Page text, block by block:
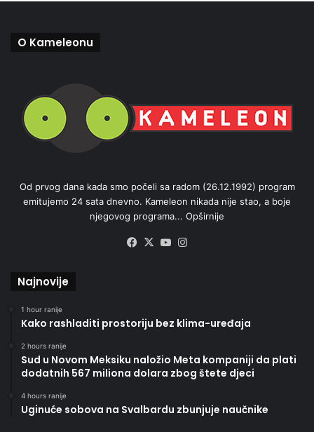
O Kameleonu
Od prvog dana kada smo počeli sa radom (26.12.1992) program
emitujemo 24 sata dnevno. Kameleon nikada nije stao, a boje
njegovog programa... Opširnije
Facebook
X YouTube
Najnovije
1 hour ranije
Kako rashladiti prostoriju bez klima-uređaja
2 hours ranije
Sud u Novom Meksiku naložio Meta kompaniji da plati
dodatnih 567 miliona dolara zbog štete djeci
4 hours ranije
Uginuće sobova na Svalbardu zbunjuje naučnike